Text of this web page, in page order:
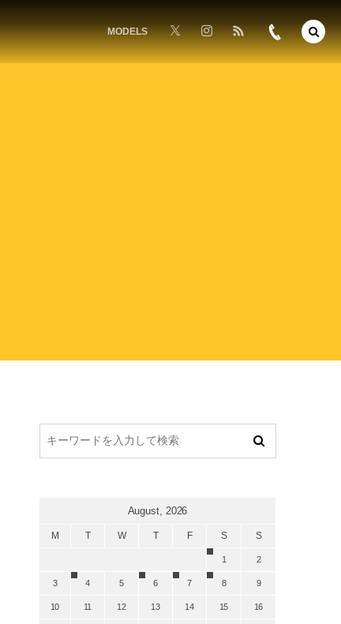
MODELS
August, 2026
M T W T F S S
1 2
3 4 5 6 7 8 9
10 11 12 13 14 15 16